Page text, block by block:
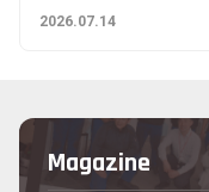
2026.07.14
Magazine